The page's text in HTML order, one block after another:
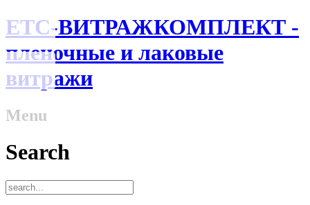
ЕТС-ВИТРАЖКОМПЛЕКТ -
пленочные и лаковые
витражи
Menu
Search